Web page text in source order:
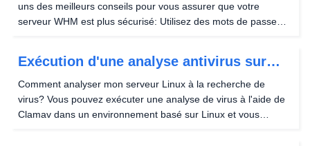
uns des meilleurs conseils pour vous assurer que votre
serveur WHM est plus sécurisé: Utilisez des mots de passe
Exécution d'une analyse antivirus sur
votre serveur
Comment analyser mon serveur Linux à la recherche de
virus? Vous pouvez exécuter une analyse de virus à l'aide de
Clamav dans un environnement basé sur Linux et vous